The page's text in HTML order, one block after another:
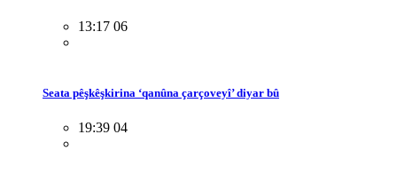
13:17 06
Seata pêşkêşkirina ‘qanûna çarçoveyî’ diyar bû
19:39 04